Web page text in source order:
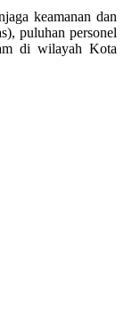
keamanan dan
puluhan personel
di wilayah Kota